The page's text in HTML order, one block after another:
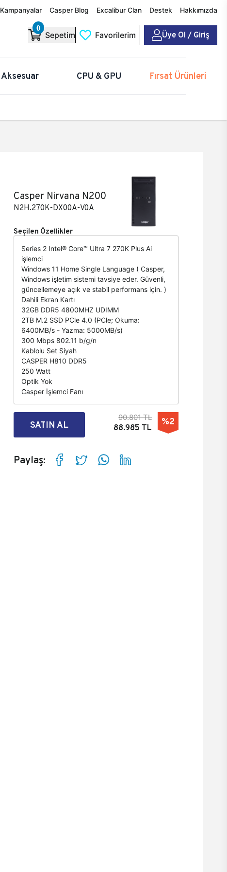
Kampanyalar Casper Blog Excalibur Clan Destek Hakkımızda
0
Sepetim Favorilerim Üye Ol / Giriş
Aksesuar CPU & GPU Fırsat Ürünleri
Casper Nirvana N200
N2H.270K-DX00A-V0A
Seçilen Özellikler
Series 2 Intel® Core™ Ultra 7 270K Plus Ai
işlemci
Windows 11 Home Single Language ( Casper,
Windows işletim sistemi tavsiye eder. Güvenli,
güncellemeye açık ve stabil performans için. )
Dahili Ekran Kartı
32GB DDR5 4800MHZ UDIMM
2TB M.2 SSD PCle 4.0 (PCle; Okuma:
6400MB/s - Yazma: 5000MB/s)
300 Mbps 802.11 b/g/n
Kablolu Set Siyah
CASPER H810 DDR5
250 Watt
Optik Yok
Casper İşlemci Fanı
SATIN AL
90.801 TL
88.985 TL
%2
Paylaş: